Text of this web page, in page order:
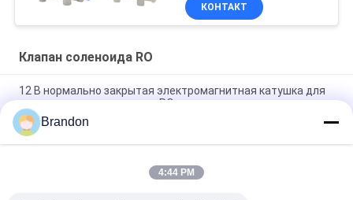
КОНТАКТ
Клапан соленоида RO
12 В нормально закрытая электромагнитная катушка для
клапана очистителя воды RO
Тип гидравлическая катушка 220VAC 110VAC 24VDC 12VDC
26W EVI 3P/16 AMISCO соленоида
Осмоз 6.35mm чистой воды обратный затыкает
Brandon
4:44 PM